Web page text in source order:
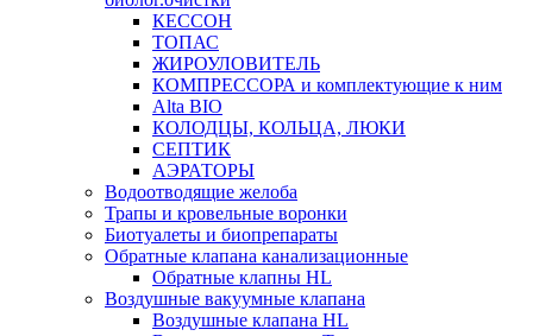
КЕССОН
ТОПАС
ЖИРОУЛОВИТЕЛЬ
КОМПРЕССОРА и комплектующие к ним
Alta BIO
КОЛОДЦЫ, КОЛЬЦА, ЛЮКИ
СЕПТИК
АЭРАТОРЫ
Водоотводящие желоба
Трапы и кровельные воронки
Биотуалеты и биопрепараты
Обратные клапана канализационные
Обратные клапны HL
Воздушные вакуумные клапана
Воздушные клапана HL